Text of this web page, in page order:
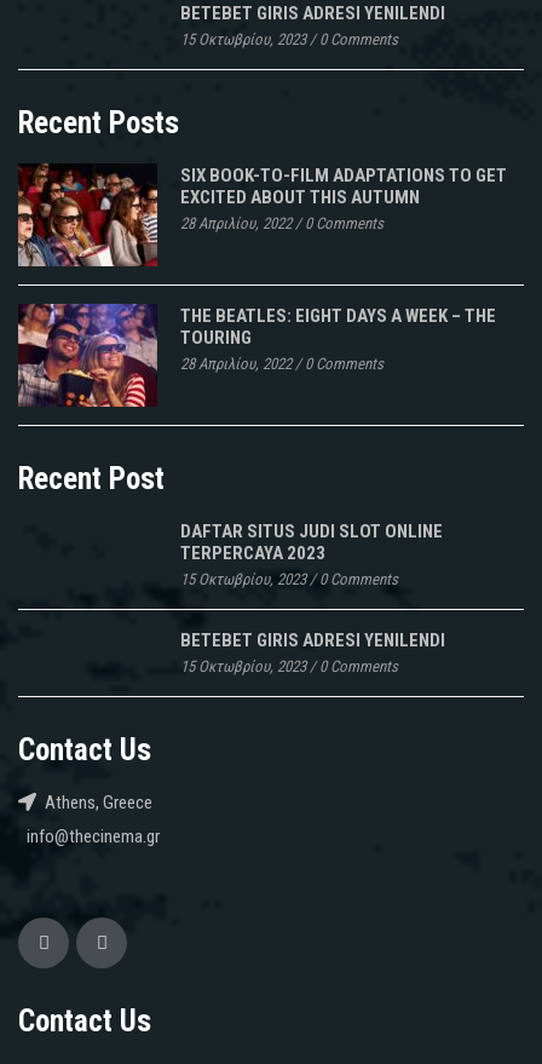
BETEBET GIRIS ADRESI YENILENDI
15 Οκτωβρίου, 2023/0 Comments
Recent Posts
SIX BOOK-TO-FILM ADAPTATIONS TO GET
EXCITED ABOUT THIS AUTUMN
28 Απριλίου, 2022/0 Comments
THE BEATLES: EIGHT DAYS A WEEK – THE
TOURING
28 Απριλίου, 2022/0 Comments
Recent Post
DAFTAR SITUS JUDI SLOT ONLINE
TERPERCAYA 2023
15 Οκτωβρίου, 2023/0 Comments
BETEBET GIRIS ADRESI YENILENDI
15 Οκτωβρίου, 2023/0 Comments
Contact Us
Athens, Greece
info@thecinema.gr
Contact Us